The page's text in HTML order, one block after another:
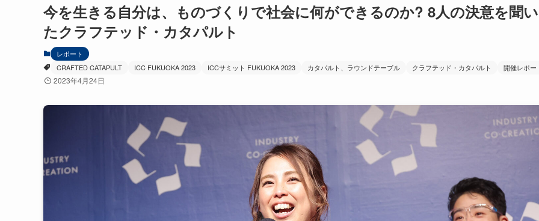
今を生きる自分は、ものづくりで社会に何ができるのか? 8人の決意を聞い
たクラフテッド・カタパルト
レポート
CRAFTED CATAPULT
ICC FUKUOKA 2023 ICCサミット FUKUOKA 2023 カタパルト、ラウンドテーブル クラフテッド・カタパルト 開催レポー
2023年4月24日